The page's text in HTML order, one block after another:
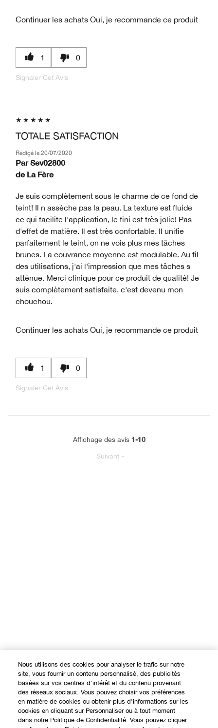
Continuer les achats Oui, je recommande ce produit
1 0
Signaler Cet Avis
TOTALE SATISFACTION
Rédigé le 20/07/2020
Par Sev02800
de La Fère
Je suis complètement sous le charme de ce fond de
teint! Il n assèche pas la peau. La texture est fluide
ce qui facilite l'application, le fini est très jolie! Pas
d'effet de matière. Il est très confortable. Il unifie
parfaitement le teint, on ne vois plus mes tâches
brunes. La couvrance moyenne est modulable. Au fil
des utilisations, j'ai l'impression que mes tâches s
atténue. Merci clinique pour ce produit de qualité! Je
suis complètement satisfaite, c'est devenu mon
chouchou.
Continuer les achats Oui, je recommande ce produit
1 0
Signaler Cet Avis
Affichage des avis 1-10
Suivant »
Nous utilisons des cookies pour analyser le trafic sur notre
site, vous fournir un contenu personnalisé, des publicités
basées sur vos centres d'intérêt et du contenu provenant
des réseaux sociaux. Vous pouvez choisir vos préférences
en matière de cookies ou obtenir plus d'informations sur les
cookies en cliquant sur Personnaliser ou à tout moment
dans notre Politique de Confidentialité. Vous pouvez cliquer